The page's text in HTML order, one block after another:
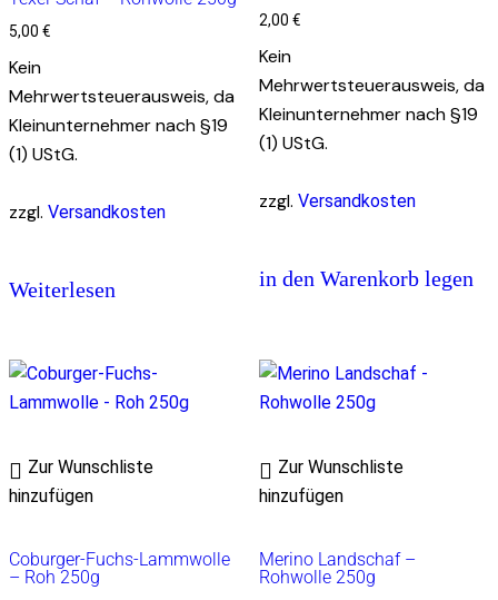
5,00 €
Kein
Mehrwertsteuerausweis, da
Kleinunternehmer nach §19
(1) UStG.
zzgl. Versandkosten
Weiterlesen
2,00 €
Kein
Mehrwertsteuerausweis, da
Kleinunternehmer nach §19
(1) UStG.
zzgl. Versandkosten
in den Warenkorb legen
Zur Wunschliste
hinzufügen
Coburger-Fuchs-Lammwolle
– Roh 250g
Zur Wunschliste
hinzufügen
Merino Landschaf –
Rohwolle 250g